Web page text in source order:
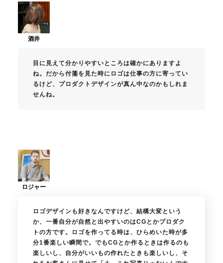
目に見えて分かりやすいところは確かにありますよ
ね。だから付箋を見た時にロゴは仕事の方に寄ってい
るけど、プロダクトデザインが真ん中なのかもしれま
せんね。
ロゴデザインも好きなんですけど、結構大変という
か、一番自分が自然と出やすいのはCGとかプロダク
トの方です。ロゴを作ってる時は、ひらめいた時が多
分1番楽しい瞬間で。でもCGとか作るときは作るのも
楽しいし、自分がいいもの作れたときも楽しいし、そ